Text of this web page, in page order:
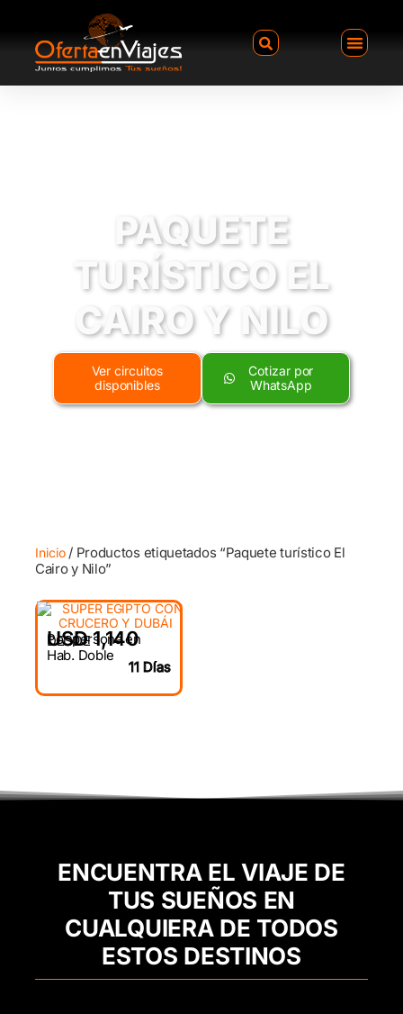
PAQUETE
TURÍSTICO EL
CAIRO Y NILO
Ver circuitos
disponibles
Cotizar por
WhatsApp
Inicio/ Productos etiquetados “Paquete turístico El
Cairo y Nilo”
DESDE
USD 1,140
Por persona en
Hab. Doble
11 Días
ENCUENTRA EL VIAJE DE
TUS SUEÑOS EN
CUALQUIERA DE TODOS
ESTOS DESTINOS